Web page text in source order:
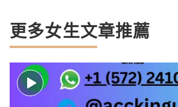
更多女生文章推薦